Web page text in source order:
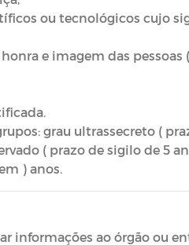
ou tecnológicos cujo
e imagem das pessoas
grau ultrassecreto (
( prazo de sigilo de 5
) anos.
informações ao órgão ou